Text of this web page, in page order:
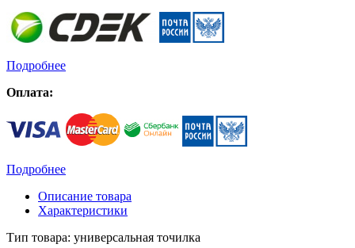
Подробнее
Оплата:
Подробнее
Описание товара
Характеристики
Тип товара: универсальная точилка